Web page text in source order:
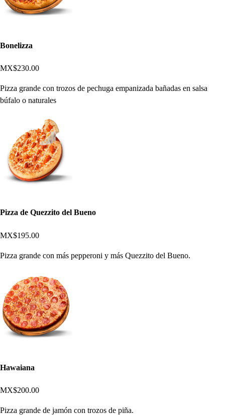
Bonelizza
MX$230.00
Pizza grande con trozos de pechuga empanizada bañadas en salsa
búfalo o naturales
Pizza de Quezzito del Bueno
MX$195.00
Pizza grande con más pepperoni y más Quezzito del Bueno.
Hawaiana
MX$200.00
Pizza grande de jamón con trozos de piña.